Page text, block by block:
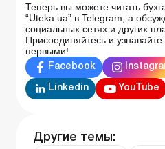
Теперь вы можете читать
“Uteka.ua” в Telegram, а
социальных сетях и других
Присоединяйтесь и
первыми!
Facebook
Linkedin YouTube
Другие темы: